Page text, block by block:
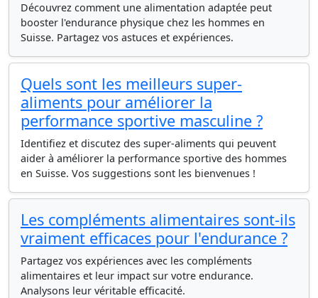
Découvrez comment une alimentation adaptée peut
booster l'endurance physique chez les hommes en
Suisse. Partagez vos astuces et expériences.
Quels sont les meilleurs super-
aliments pour améliorer la
performance sportive masculine ?
Identifiez et discutez des super-aliments qui peuvent
aider à améliorer la performance sportive des hommes
en Suisse. Vos suggestions sont les bienvenues !
Les compléments alimentaires sont-ils
vraiment efficaces pour l'endurance ?
Partagez vos expériences avec les compléments
alimentaires et leur impact sur votre endurance.
Analysons leur véritable efficacité.